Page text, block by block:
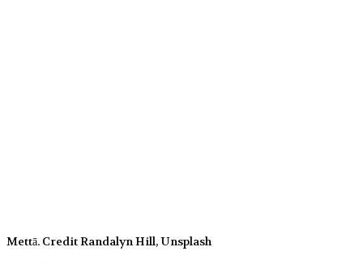
Mettā. Credit Randalyn Hill, Unsplash